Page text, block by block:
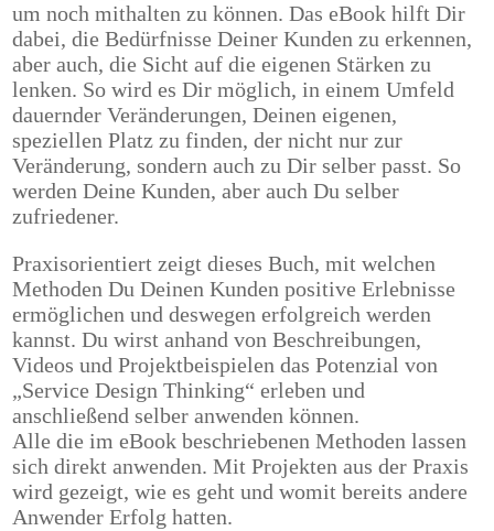
um noch mithalten zu können. Das eBook hilft Dir
dabei, die Bedürfnisse Deiner Kunden zu erkennen,
aber auch, die Sicht auf die eigenen Stärken zu
lenken. So wird es Dir möglich, in einem Umfeld
dauernder Veränderungen, Deinen eigenen,
speziellen Platz zu finden, der nicht nur zur
Veränderung, sondern auch zu Dir selber passt. So
werden Deine Kunden, aber auch Du selber
zufriedener.
Praxisorientiert zeigt dieses Buch, mit welchen
Methoden Du Deinen Kunden positive Erlebnisse
ermöglichen und deswegen erfolgreich werden
kannst. Du wirst anhand von Beschreibungen,
Videos und Projektbeispielen das Potenzial von
„Service Design Thinking“ erleben und
anschließend selber anwenden können.
Alle die im eBook beschriebenen Methoden lassen
sich direkt anwenden. Mit Projekten aus der Praxis
wird gezeigt, wie es geht und womit bereits andere
Anwender Erfolg hatten.